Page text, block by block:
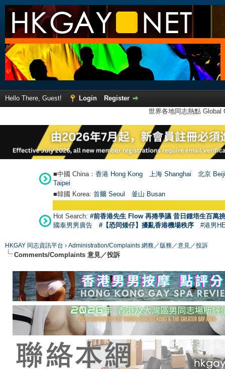
Hello There, Guest! Login
Register
世界各地同志熱點
■中國 China： 香港 Hong Kong 上海 Shanghai
北京
Taipei
■韓國 Korea: 首爾 Seoul 釜山 Busan
Hot Search: #前香港先生 Flow 再捲爭議 昔日鍾培生百萬
國泰男男廣告
#【恐同矮仔】擾亂香港機場秩序 #港男
HKGAY 同志資訊平台 › Administration/Complaints 網務／版務／意見／投訴
Comments/Complaints 意見／投訴